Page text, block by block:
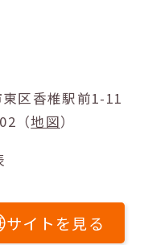
（地図）
サイトを見る